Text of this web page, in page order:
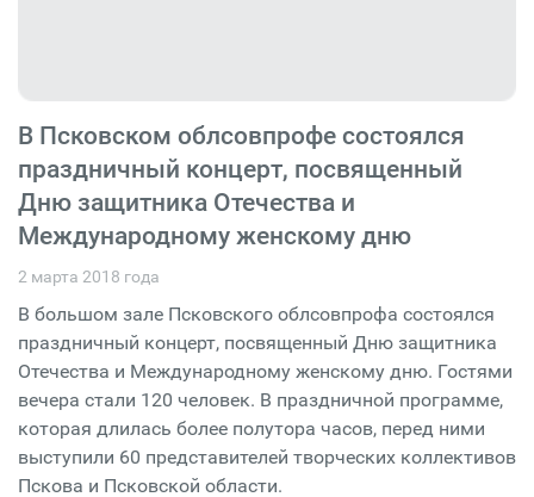
В Псковском облсовпрофе состоялся
праздничный концерт, посвященный
Дню защитника Отечества и
Международному женскому дню
2 марта 2018 года
В большом зале Псковского облсовпрофа состоялся
праздничный концерт, посвященный Дню защитника
Отечества и Международному женскому дню. Гостями
вечера стали 120 человек. В праздничной программе,
которая длилась более полутора часов, перед ними
выступили 60 представителей творческих коллективов
Пскова и Псковской области.